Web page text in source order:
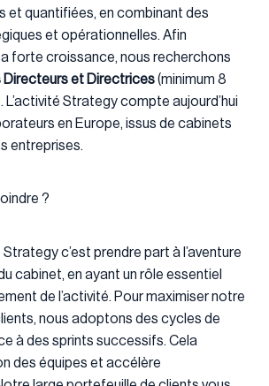
et quantifiées, en combinant des
et opérationnelles. Afin
forte croissance, nous recherchons
Directeurs et Directrices(minimum 8
L’activité Strategy compte aujourd’hui
en Europe, issus de cabinets
entreprises.
?
Strategy c’est prendre part à l’aventure
cabinet, en ayant un rôle essentiel
de l’activité. Pour maximiser notre
nous adoptons des cycles de
à des sprints successifs. Cela
des équipes et accélère